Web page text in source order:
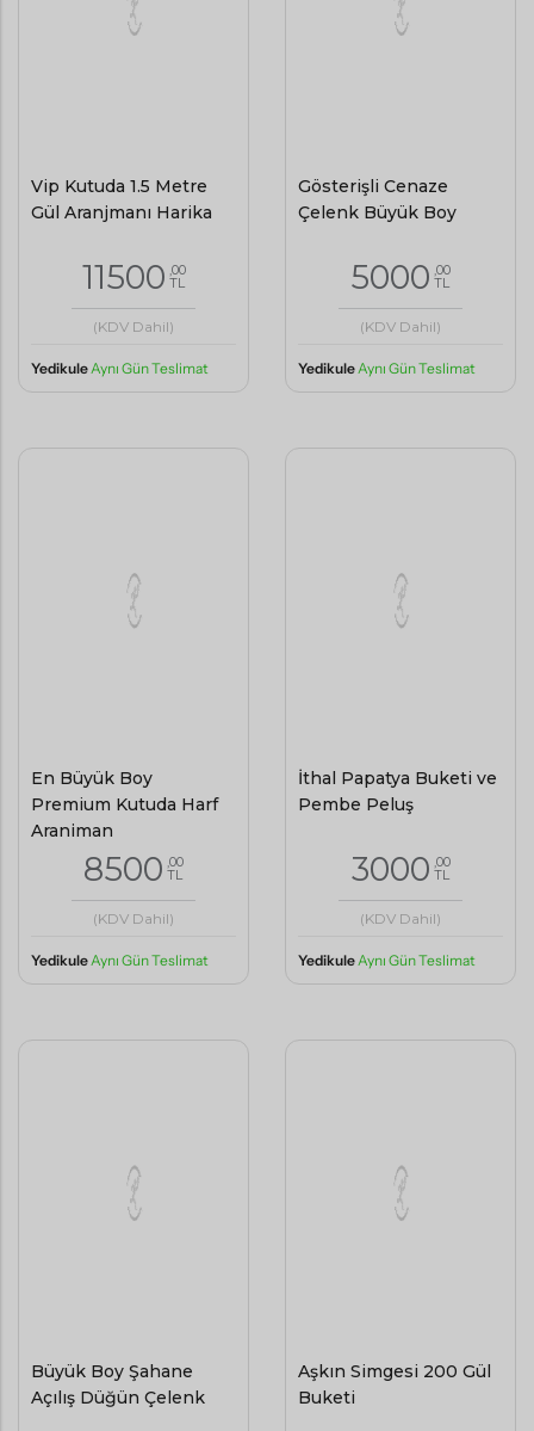
Vip Kutuda 1.5 Metre
Gül Aranjmanı Harika
11500 ,00
TL
(KDV Dahil)
Yedikule Aynı Gün Teslimat
Gösterişli Cenaze
Çelenk Büyük Boy
5000 ,00
TL
(KDV Dahil)
Yedikule Aynı Gün Teslimat
En Büyük Boy
Premium Kutuda Harf
Aranjman
8500 ,00
TL
(KDV Dahil)
Yedikule Aynı Gün Teslimat
İthal Papatya Buketi ve
Pembe Peluş
3000 ,00
TL
(KDV Dahil)
Yedikule Aynı Gün Teslimat
Büyük Boy Şahane
Açılış Düğün Çelenk
Aşkın Simgesi 200 Gül
Buketi